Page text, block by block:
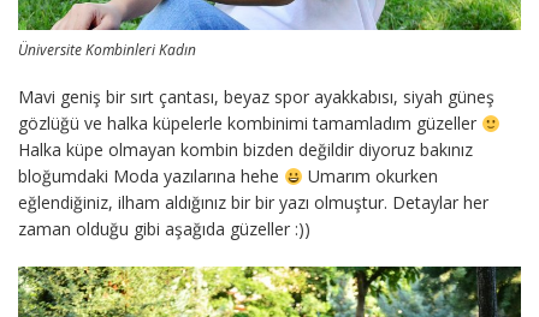
Üniversite Kombinleri Kadın
Mavi geniş bir sırt çantası, beyaz spor ayakkabısı, siyah güneş
gözlüğü ve halka küpelerle kombinimi tamamladım güzeller
Halka küpe olmayan kombin bizden değildir diyoruz bakınız
bloğumdaki Moda yazılarına hehe
Umarım okurken
eğlendiğiniz, ilham aldığınız bir bir yazı olmuştur. Detaylar her
zaman olduğu gibi aşağıda güzeller :))